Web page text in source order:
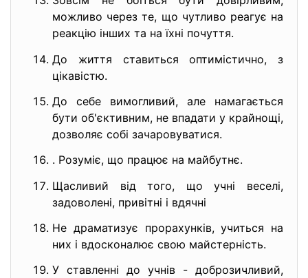
можливо через те, що чутливо реагує на
реакцію інших та на їхні почуття.
До життя ставиться оптимістично, з
цікавістю.
До себе вимогливий, але намагається
бути об'єктивним, не впадати у крайнощі,
дозволяє собі зачаровуватися.
. Розуміє, що працює на майбутнє.
Щасливий від того, що учні веселі,
задоволені, привітні і вдячні
Не драматизує прорахунків, учиться на
них і вдосконалює свою майстерність.
У ставленні до учнів - доброзичливий,